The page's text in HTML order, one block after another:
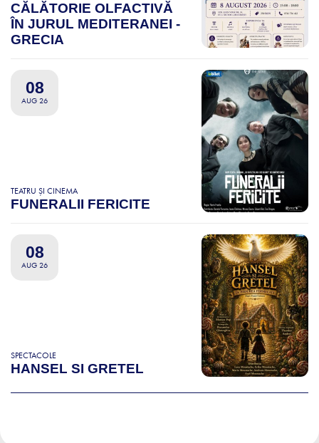
CĂLĂTORIE OLFACTIVĂ
ÎN JURUL MEDITERANEI -
GRECIA
08
AUG 26
TEATRU ȘI CINEMA
FUNERALII FERICITE
08
AUG 26
SPECTACOLE
HANSEL SI GRETEL